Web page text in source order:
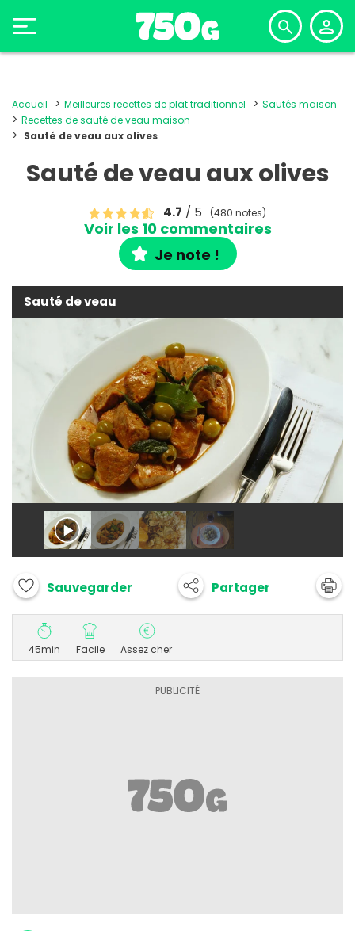
Accueil Meilleures recettes de plat traditionnel
Sautés maison
Recettes de sauté de veau maison
Sauté de veau aux olives
Sauté de veau aux olives
4.7 / 5 (480 notes)
Voir les 10 commentaires
Je note !
Sauté de veau
Sauvegarder Partager
45min Facile Assez cher